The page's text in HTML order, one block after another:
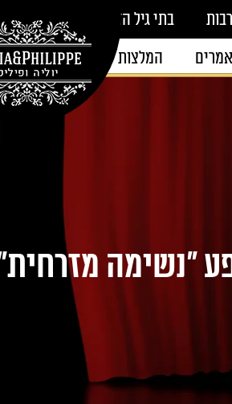
בתי גיל הזהב
המלצות צור קשר
"נשימה מזרחית"